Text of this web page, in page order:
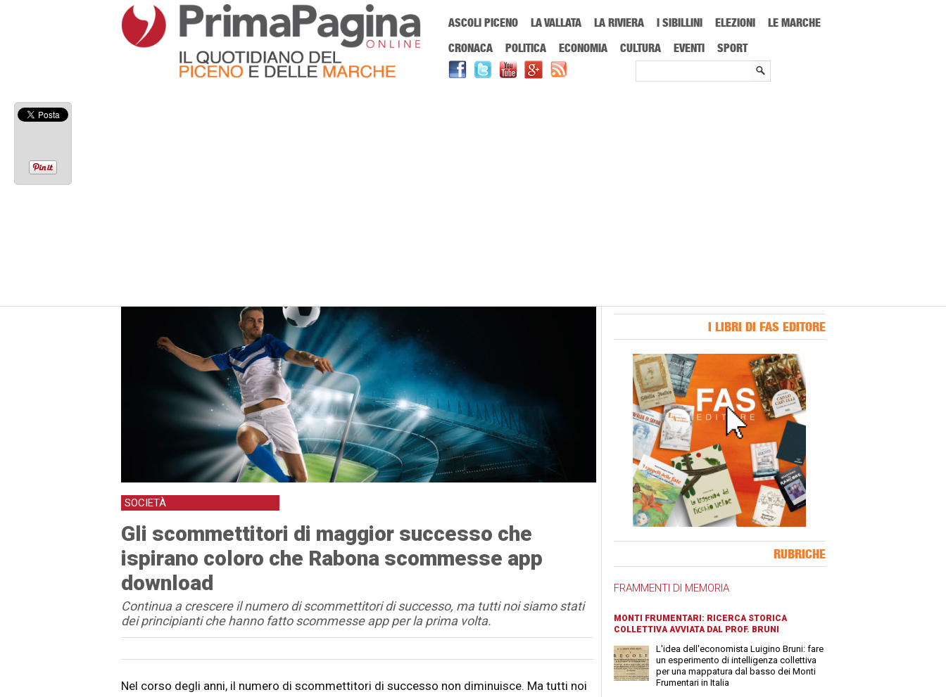
ASCOLI PICENO LA VALLATA LA RIVIERA I SIBILLINI ELEZIONI
LE MARCHE
CRONACA
POLITICA ECONOMIA CULTURA EVENTI SPORT
SOCIETÀ
Gli scommettitori di maggior successo che
ispirano coloro che Rabona scommesse app
download
Continua a crescere il numero di scommettitori di successo, ma tutti noi siamo stati
dei principianti che hanno fatto scommesse app per la prima volta.
Articolo
Testo articolo principale
Nel corso degli anni, il numero di scommettitori di successo non diminuisce. Ma tutti noi
I LIBRI DI FAS EDITORE
RUBRICHE
FRAMMENTI DI MEMORIA
MONTI FRUMENTARI: RICERCA STORICA
COLLETTIVA AVVIATA DAL PROF. BRUNI
L'idea dell'economista Luigino Bruni: fare
un esperimento di intelligenza collettiva
per una mappatura dal basso dei Monti
Frumentari in Italia